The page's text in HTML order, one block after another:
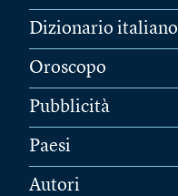
Dizionario italiano
Oroscopo
Pubblicità
Paesi
Autori